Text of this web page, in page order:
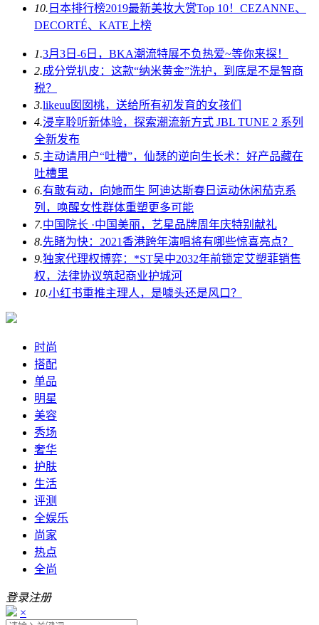
10. 日本排行榜2019最新美妆大赏Top 10！CEZANNE、
DECORTÉ、KATE上榜
1.3月3日-6日，BKA潮流特展不负热爱~等你来探！
2.成分党扒皮：这款“纳米黄金”洗护，到底是不是智商
税？
3.likeuu囡囡桃，送给所有初发育的女孩们
4.浸享聆听新体验，探索潮流新方式 JBL TUNE 2 系列
全新发布
5.主动请用户“吐槽”，仙瑟的逆向生长术：好产品藏在
吐槽里
6.有敢有动，向她而生 阿迪达斯春日运动休闲茄克系
列，唤醒女性群体重塑更多可能
7.中国院长 ·中国美丽，艺星品牌周年庆特别献礼
8.先睹为快：2021香港跨年演唱将有哪些惊喜亮点？
9.独家代理权博弈：*ST吴中2032年前锁定艾塑菲销售
权，法律协议筑起商业护城河
10.小红书重推主理人，是噱头还是风口？
时尚
搭配
单品
明星
美容
秀场
奢华
护肤
生活
评测
全娱乐
尚家
热点
全尚
登录注册
×